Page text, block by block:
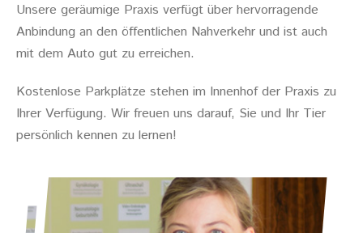
Unsere geräumige Praxis verfügt über hervorragende
Anbindung an den öffentlichen Nahverkehr und ist auch
mit dem Auto gut zu erreichen.
Kostenlose Parkplätze stehen im Innenhof der Praxis zu
Ihrer Verfügung. Wir freuen uns darauf, Sie und Ihr Tier
persönlich kennen zu lernen!